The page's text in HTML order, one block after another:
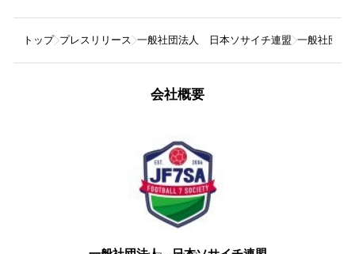
トップ プレスリリース 一般社団法人 日本ソサイチ連盟 一般社団法
会社概要